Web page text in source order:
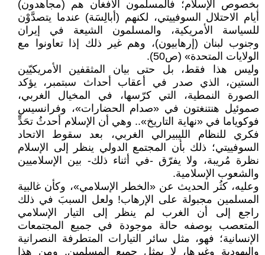
بخصوص الإسلام؛ فالمسلمون الأفغان هم (مجاهدون)
أيام الاحتلال السوفييتي، لكنهم (أبالِسَة) عندما يتصدَّوْن
للسياسة الأمريكية، والمسلمون الشيعة في إيران
وجنوب لبنان (إرهابيون)، وهم غير ذلك إذا تعاونوا مع
الولايات المتحدة» (ص50).
وليس هذا فقط، بل حتى بيان المثقفين الأمريكيّين
الستين، الذي صدر في أعقاب أحداث سبتمبر، يؤكد
الصورة النمطية، التي كرّسها، في المخيال الغربي،
صموئيل هنتنغتون في «صدام الحضارات»، وفرانسيس
فوكوياما في «نهاية التاريخ».. وهي أن الإسلام أحدثُ تحَدٍّ
فكري للنظام الليبيرالي الغربي، بعد سقوط الاتحاد
السوفييتي؛ ذلك بأن المجتمع الدولي ينظر إلى الإسلام
نظرة مُريبة، ولا يفرّق -في أثناء ذلك- بين الإسلاميين
والشعوب الإسلامية.
وعليه، كثُر الحديث عن «الخطر الإسلامي»، وكأن غالبية
المسلمين مجبولة على الإرهاب! ولعل السببَ في ذلك
راجع إلى أن الغرب لم ينظر إلى التيار الإسلامي
المتعصب بوصفه حالة موجودة في جميع المجتمعات
الإنسانية؛ فهو، مثل سائر التيارات المتطرفة النصرانية
واليهودية وغيرها، لا يمثل جميع المسلمين. ومن هذا